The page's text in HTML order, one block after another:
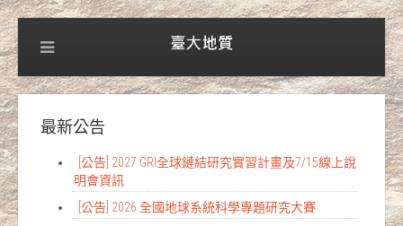
最新公告
[公告] 2027 GRI全球鏈結研究實習計畫及7/15線上說
明會資訊
[公告] 2026 全國地球系統科學專題研究大賽